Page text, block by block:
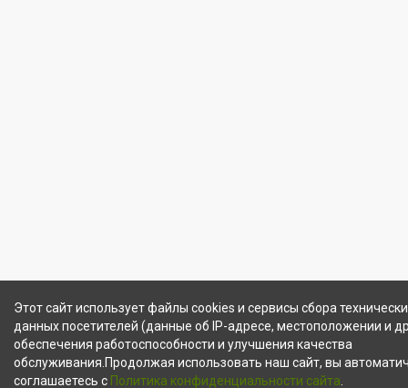
Этот сайт использует файлы cookies и сервисы сбора
данных посетителей (данные об IP-адресе, местоположении и
обеспечения работоспособности и улучшения качества
обслуживания.Продолжая использовать наш сайт, вы
соглашаетесь с Политика конфиденциальности сайта